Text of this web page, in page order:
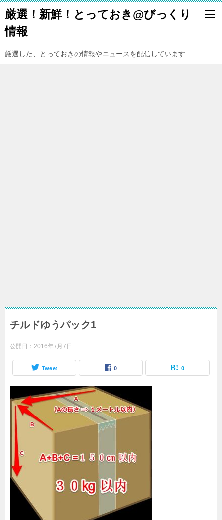
厳選！新鮮！とっておき@びっくり
情報
厳選した、とっておきの情報やニュースを配信しています
チルドゆうパック1
公開日： 2016年7月7日
Tweet 0 0